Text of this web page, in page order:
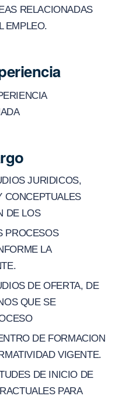
RELACIONADAS
EMPLEO.
JURIDICOS,
CONCEPTUALES
DE LOS
PROCESOS
LA
DE OFERTA, DE
QUE SE
DE FORMACION
VIGENTE.
DE INICIO DE
PARA